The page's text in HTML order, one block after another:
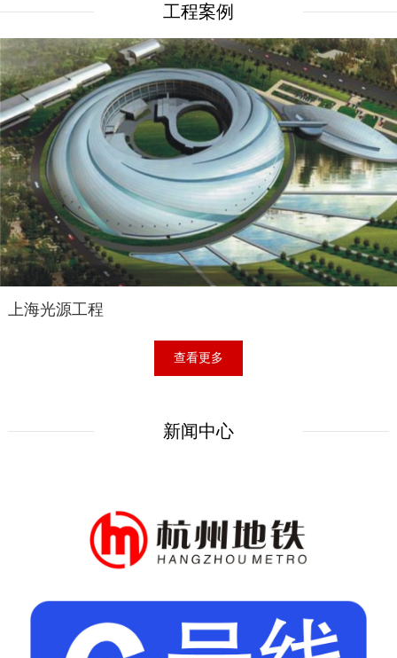
工程案例
上海光源工程
查看更多
新闻中心